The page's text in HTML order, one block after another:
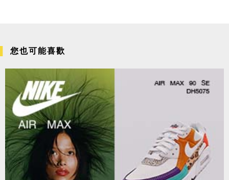
您也可能喜歡